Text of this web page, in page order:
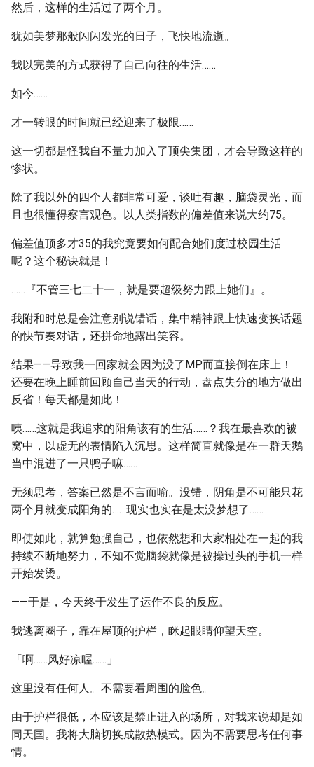
然后，这样的生活过了两个月。
犹如美梦那般闪闪发光的日子，飞快地流逝。
我以完美的方式获得了自己向往的生活……
如今……
才一转眼的时间就已经迎来了极限……
这一切都是怪我自不量力加入了顶尖集团，才会导致这样的
惨状。
除了我以外的四个人都非常可爱，谈吐有趣，脑袋灵光，而
且也很懂得察言观色。以人类指数的偏差值来说大约75。
偏差值顶多才35的我究竟要如何配合她们度过校园生活
呢？这个秘诀就是！
……『不管三七二十一，就是要超级努力跟上她们』。
我附和时总是会注意别说错话，集中精神跟上快速变换话题
的快节奏对话，还拼命地露出笑容。
结果——导致我一回家就会因为没了MP而直接倒在床上！
还要在晚上睡前回顾自己当天的行动，盘点失分的地方做出
反省！每天都是如此！
咦……这就是我追求的阳角该有的生活……？我在最喜欢的被
窝中，以虚无的表情陷入沉思。这样简直就像是在一群天鹅
当中混进了一只鸭子嘛……
无须思考，答案已然是不言而喻。没错，阴角是不可能只花
两个月就变成阳角的……现实也实在是太没梦想了……
即使如此，就算勉强自己，也依然想和大家相处在一起的我
持续不断地努力，不知不觉脑袋就像是被操过头的手机一样
开始发烫。
——于是，今天终于发生了运作不良的反应。
我逃离圈子，靠在屋顶的护栏，眯起眼睛仰望天空。
「啊……风好凉喔……」
这里没有任何人。不需要看周围的脸色。
由于护栏很低，本应该是禁止进入的场所，对我来说却是如
同天国。我将大脑切换成散热模式。因为不需要思考任何事
情。